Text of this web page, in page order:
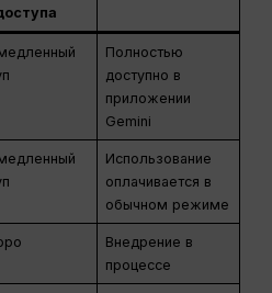
Полностью
доступно в
приложении
Gemini
Использование
оплачивается в
обычном режиме
Внедрение в
процессе